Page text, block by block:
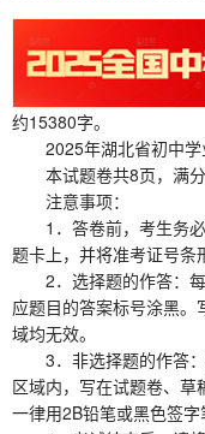
约15380字。
2025年湖北省初中学
本试题卷共8页，满分
注意事项：
1．答卷前，考生务必
题卡上，并将准考证号条
2．选择题的作答：每
应题目的答案标号涂黑
域均无效。
3．非选择题的作答：
区域内，写在试题卷、
一律用2B铅笔或黑色签字